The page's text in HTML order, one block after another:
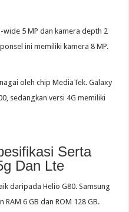
wide 5 MP dan kamera depth 2
ini memiliki kamera 8 MP.
oleh chip MediaTek. Galaxy
sedangkan versi 4G memiliki
Serta
Dan Lte
daripada Helio G80. Samsung
6 GB dan ROM 128 GB.